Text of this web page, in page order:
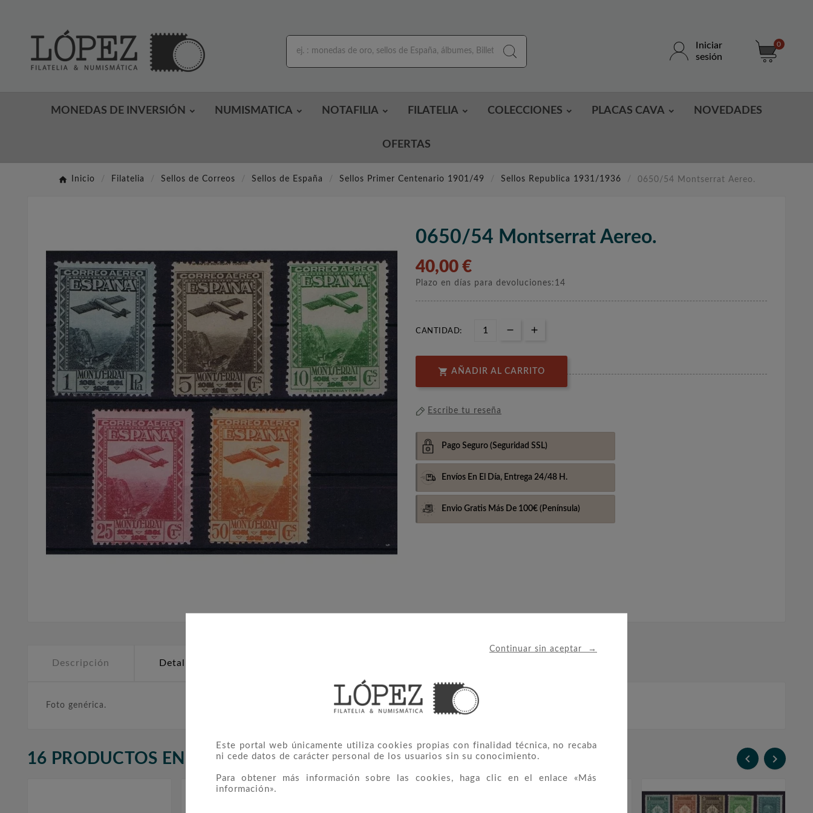
Continuar sin aceptar →
Este portal web únicamente utiliza cookies propias con finalidad técnica, no recaba
ni cede datos de carácter personal de los usuarios sin su conocimiento.
Para obtener más información sobre las cookies, haga clic en el enlace «Más
información».
Iniciar
sesión
0
MONEDAS DE INVERSIÓN NUMISMATICA NOTAFILIA FILATELIA COLECCIONES PLACAS CAVA NOVEDADES
OFERTAS
Inicio Filatelia Sellos de Correos Sellos de España Sellos Primer Centenario 1901/49 Sellos Republica 1931/1936 0650/54 Montserrat Aereo.
0650/54 Montserrat Aereo.
40,00 €
Plazo en días para devoluciones:14
CANTIDAD:
 AÑADIR AL CARRITO
Escribe tu reseña
Pago Seguro (Seguridad SSL)
Envíos En El Día, Entrega 24/48 H.
Envio Gratis Más De 100€ (Península)
Descripción Detalles del producto
Foto genérica.
16 PRODUCTOS EN LA MISMA CATEGORÍA:  